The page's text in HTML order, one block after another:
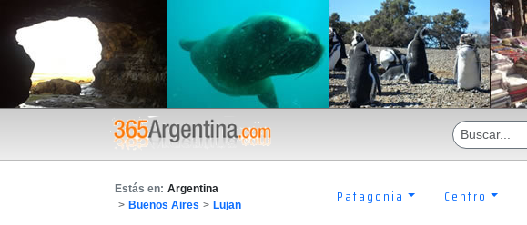
Estás en: Argentina
> Buenos Aires > Lujan Patagonia Centro